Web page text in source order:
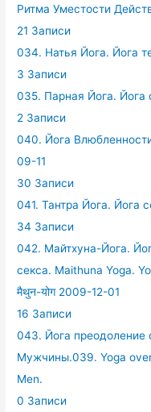
Ритма Уместости
21 Записи
034. Натья Йога. Йога
3 Записи
035. Парная Йога. Йога
2 Записи
040. Йога
09-11
30 Записи
041. Тантра Йога. Йога
34 Записи
042. Майтхуна-Йога.
секса. Maithuna Yoga.
मैथुन-योग 2009-12-01
16 Записи
043. Йога
Мужчины.039. Yoga
Men.
0 Записи